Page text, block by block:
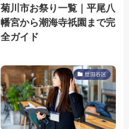
菊川市お祭り一覧｜平尾八
幡宮から潮海寺祇園まで完
全ガイド
世田谷区